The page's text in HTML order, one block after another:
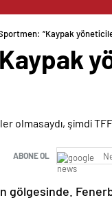
“Kaypak
ABONE OL
gölgesinde.